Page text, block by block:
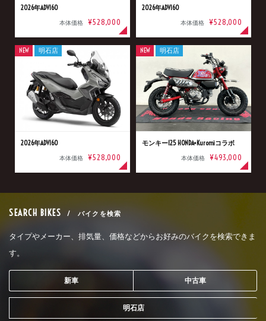
2026年ADV160
本体価格 ¥528,000
2026年ADV160
本体価格 ¥528,000
2026年ADV160
本体価格 ¥528,000
NEW 明石店
モンキー125 HONDA×Kuromiコラボ
本体価格 ¥493,000
NEW 明石店
SEARCH BIKES / バイクを検索
タイプやメーカー、排気量、価格などからお好みのバイクを検索できま
す。
新車 中古車
明石店